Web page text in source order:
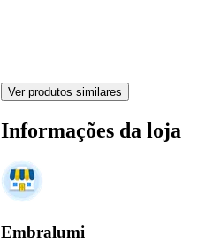
Ver produtos similares
Informações da loja
Embralumi